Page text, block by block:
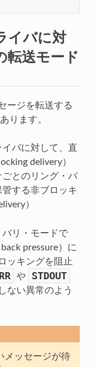
イバに対
転送モード
ージを転送する
ります。
イバに対して、直
delivery）
ごとのリング・バ
する非ブロッキ
）
バリ・モードで
pressure）に
ッキングを阻止
や STDOUT
ない異常のよう
メッセージが待